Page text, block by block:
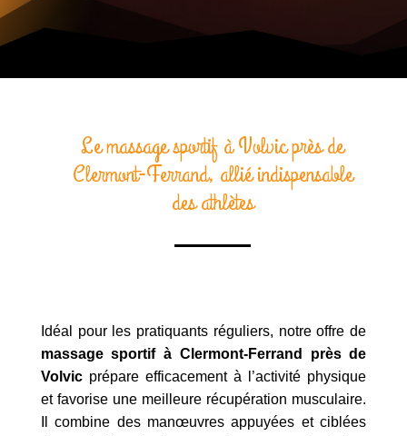
Le massage sportif à Volvic près de
Clermont-Ferrand, allié indispensable
des athlètes
Idéal pour les pratiquants réguliers, notre offre de
massage sportif à Clermont-Ferrand près de
Volvicprépare efficacement à l’activité physique
et favorise une meilleure récupération musculaire.
Il combine des manœuvres appuyées et ciblées